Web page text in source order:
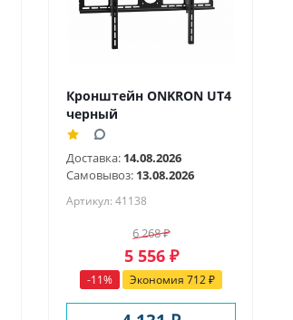
Кронштейн ONKRON UT4
черный
Доставка: 14.08.2026
Самовывоз: 13.08.2026
Артикул: 41138
6 268₽
5 556₽
-11% Экономия 712₽